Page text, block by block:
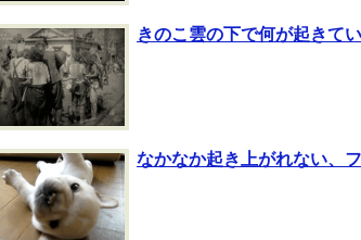
きのこ雲の下で何が起きて
なかなか起き上がれない、